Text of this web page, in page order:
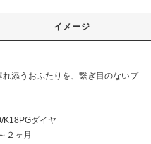
イメージ
添うおふたりを、繋ぎ目のないプ
K18PGダイヤ
２ヶ月